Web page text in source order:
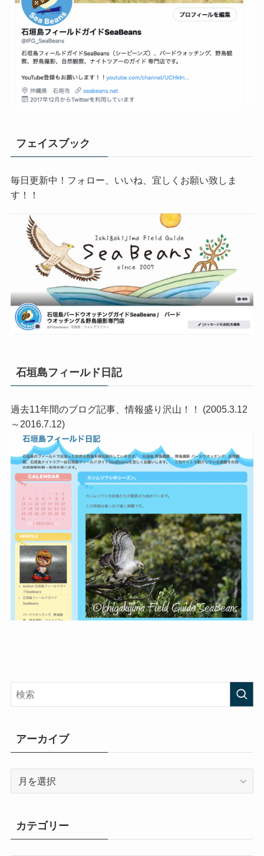
フェイスブック
毎日更新中！フォロー、いいね、宜しくお願い致しま
す！！
石垣島フィールド日記
過去11年間のブログ記事、情報盛り沢山！！ (2005.3.12
～2016.7.12)
アーカイブ
ブ
カテゴリー